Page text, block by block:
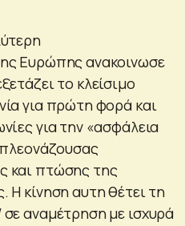
Ευρώπης ανακοινωσε
το κλείσιμο
για πρώτη φορά και
για την «ασφάλεια
πλεονάζουσας
και πτώσης της
Η κίνηση αυτη θέτει τη
αναμέτρηση με ισχυρά